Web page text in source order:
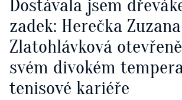
Dostávala jsem
zadek: Herečka Zuzana
Zlatohlávková
svém divokém
tenisové kariéře